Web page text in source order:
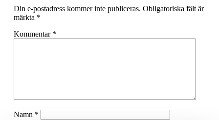
Din e-postadress kommer inte publiceras. Obligatoriska fält är
märkta *
Kommentar *
Namn *